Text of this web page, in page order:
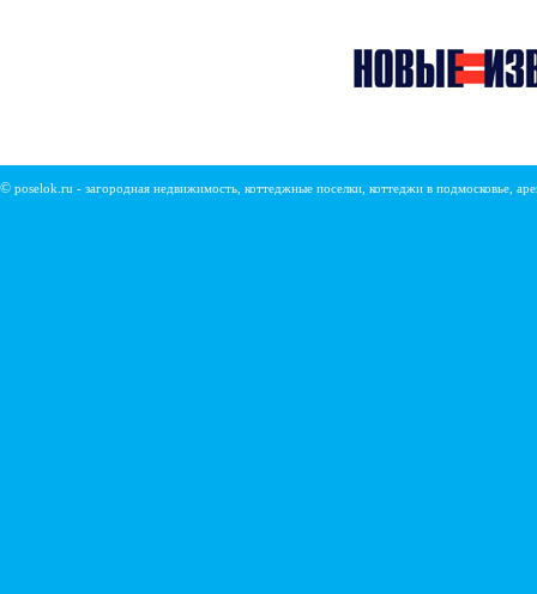
© poselok.ru - загородная недвижимость, коттеджные поселки, коттеджи в подмосковье,